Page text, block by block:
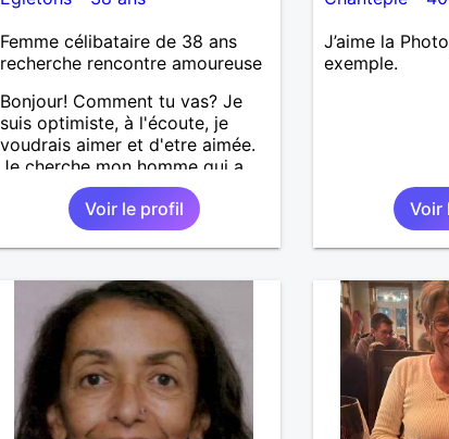
Femme célibataire de 38 ans
recherche rencontre amoureuse
Bonjour! Comment tu vas? Je
suis optimiste, à l'écoute, je
voudrais aimer et d'etre aimée.
Je cherche mon homme qui a
38-48 ans. Aussi en Correse en
préférence ou dans son alentour
vu que je travaille en CDI et je
ne peux pas souvent voyager
Voir le profil
J’aime la
exemple.
Voir